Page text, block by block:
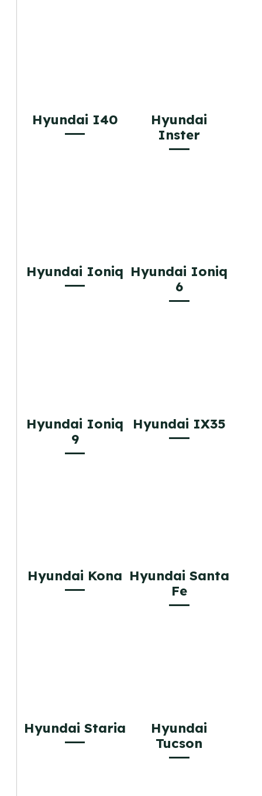
Hyundai I40
Hyundai
Inster
Hyundai Ioniq Hyundai Ioniq
6
Hyundai Ioniq
9
Hyundai IX35
Hyundai Kona Hyundai Santa
Fe
Hyundai Staria
Hyundai
Tucson